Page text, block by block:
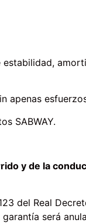
estabilidad,
apenas
SABWAY.
y de la
del Real
será